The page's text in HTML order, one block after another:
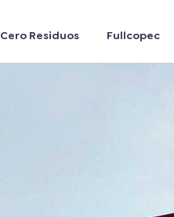
Cero Residuos Fullcopec